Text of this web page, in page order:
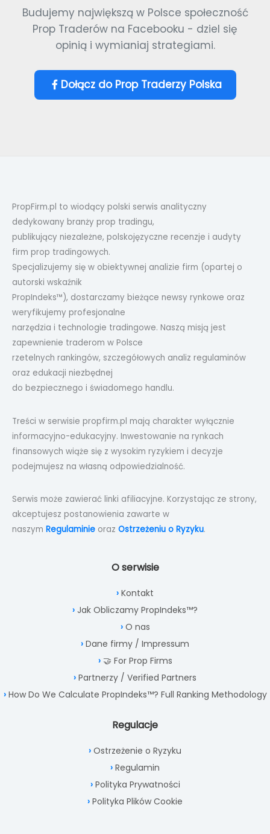
Budujemy największą w Polsce społeczność
Prop Traderów na Facebooku - dziel się
opinią i wymianiaj strategiami.
Dołącz do Prop Traderzy Polska
PropFirm.pl to wiodący polski serwis analityczny
dedykowany branży prop tradingu,
publikujący niezależne, polskojęzyczne recenzje i audyty
firm prop tradingowych.
Specjalizujemy się w obiektywnej analizie firm (opartej o
autorski wskaźnik
PropIndeks™), dostarczamy bieżące newsy rynkowe oraz
weryfikujemy profesjonalne
narzędzia i technologie tradingowe. Naszą misją jest
zapewnienie traderom w Polsce
rzetelnych rankingów, szczegółowych analiz regulaminów
oraz edukacji niezbędnej
do bezpiecznego i świadomego handlu.
Treści w serwisie propfirm.pl mają charakter wyłącznie
informacyjno-edukacyjny. Inwestowanie na rynkach
finansowych wiąże się z wysokim ryzykiem i decyzje
podejmujesz na własną odpowiedzialność.
Serwis może zawierać linki afiliacyjne. Korzystając ze strony,
akceptujesz postanowienia zawarte w
naszym Regulaminie oraz Ostrzeżeniu o Ryzyku.
O serwisie
Kontakt
Jak Obliczamy PropIndeks™?
O nas
Dane firmy / Impressum
🤝 For Prop Firms
Partnerzy / Verified Partners
How Do We Calculate PropIndeks™? Full Ranking Methodology
Regulacje
Ostrzeżenie o Ryzyku
Regulamin
Polityka Prywatności
Polityka Plików Cookie